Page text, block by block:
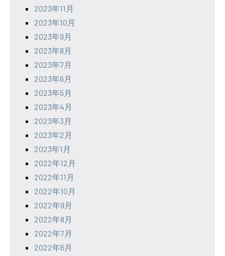
2023年11月
2023年10月
2023年9月
2023年8月
2023年7月
2023年6月
2023年5月
2023年4月
2023年3月
2023年2月
2023年1月
2022年12月
2022年11月
2022年10月
2022年9月
2022年8月
2022年7月
2022年6月